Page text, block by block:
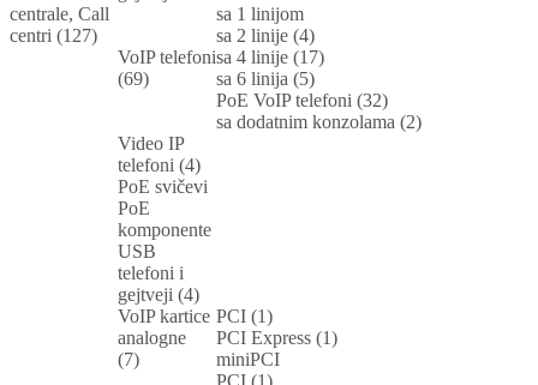
centrale, Call
centri (127)
VoIP telefoni
(69)
sa 1 linijom
sa 2 linije (4)
sa 4 linije (17)
sa 6 linija (5)
PoE VoIP telefoni (32)
sa dodatnim konzolama (2)
Video IP
telefoni (4)
PoE svičevi
PoE
komponente
USB
telefoni i
gejtveji (4)
VoIP kartice
analogne
(7)
PCI (1)
PCI Express (1)
miniPCI